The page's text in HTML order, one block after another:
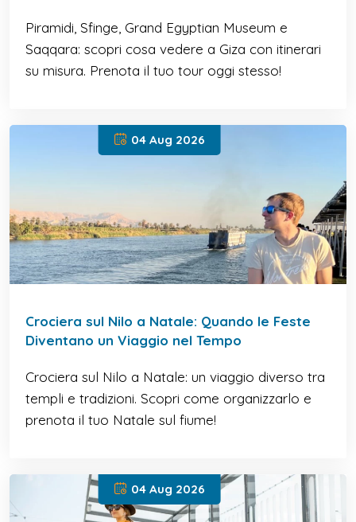
Piramidi, Sfinge, Grand Egyptian Museum e
Saqqara: scopri cosa vedere a Giza con itinerari
su misura. Prenota il tuo tour oggi stesso!
04 Aug 2026
Crociera sul Nilo a Natale: Quando le Feste
Diventano un Viaggio nel Tempo
Crociera sul Nilo a Natale: un viaggio diverso tra
templi e tradizioni. Scopri come organizzarlo e
prenota il tuo Natale sul fiume!
04 Aug 2026